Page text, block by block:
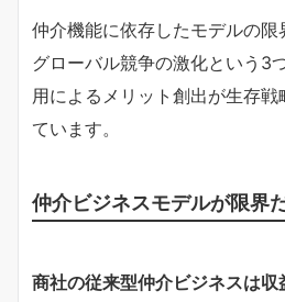
仲介機能に依存したモデルの限
グローバル競争の激化という3
用によるメリット創出が生存
ています。
仲介ビジネスモデルが限界
商社の従来型仲介ビジネスは収